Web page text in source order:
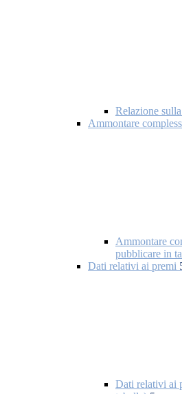
Relazione
Ammontare
Ammontare
pubblicare in
Dati relativi ai premi
Dati relativi ai